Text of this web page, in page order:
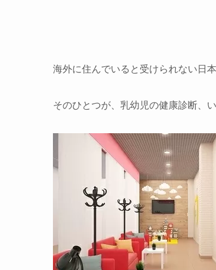
海外に住んでいると受けられない日
そのひとつが、乳幼児の健康診断、